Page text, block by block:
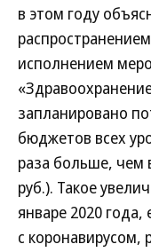
в этом году
исполнением
запланировано
бюджетов всех
раза больше, чем
руб.). Такое
январе 2020
с коронавирусом,